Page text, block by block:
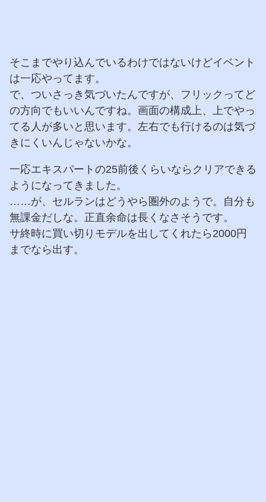
そこまでやり込んでいるわけではないけどイベント
は一応やってます。
で、ついさっき気づいたんですが、フリックってど
の方向でもいいんですね。画面の構成上、上でやっ
てる人が多いと思います。左右でも行けるのは気づ
きにくいんじゃないかな。
一応エキスパートの25前後くらいならクリアできる
ようになってきました。
……が、セルランはどうやら圏外のようで。自分も
無課金だしな。正直余命は長くなさそうです。
サ終時に買い切りモデルを出してくれたら2000円
までなら出す。